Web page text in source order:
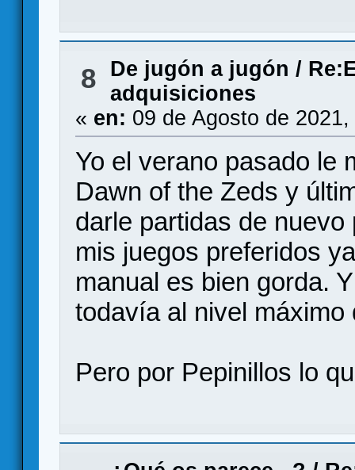
8 De jugón a jugón /
adquisiciones
« en: 09 de Agosto de
Yo el verano pasado le
Dawn of the Zeds y
darle partidas de
mis juegos preferidos
manual es bien gorda.
todavía al nivel máximo
Pero por Pepinillos lo